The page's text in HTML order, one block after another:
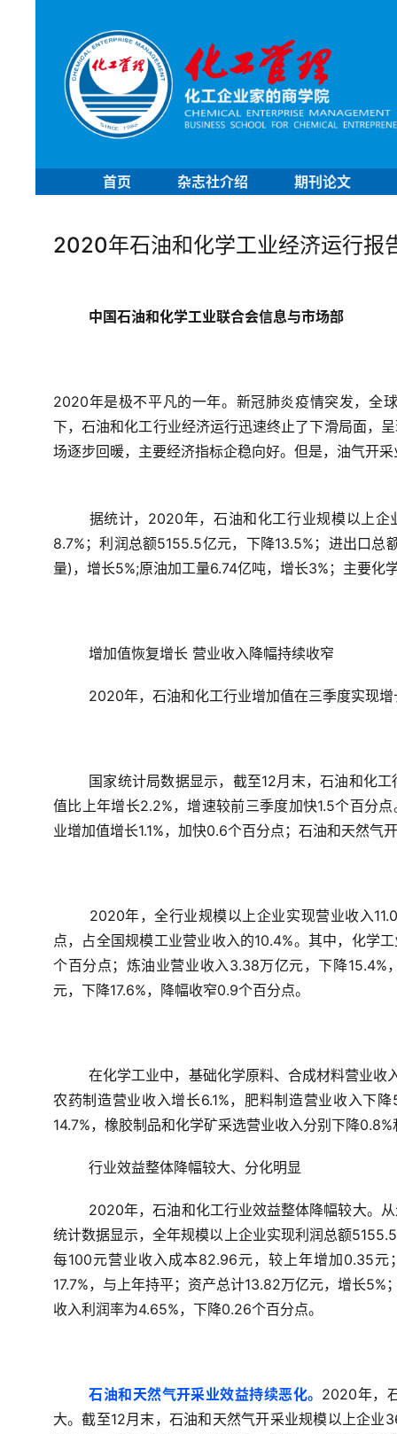
首页 杂志社介绍 期刊论文
2020年石油和化学工业经济运行报
中国石油和化学工业联合会信息与市场部
2020年是极不平凡的一年。新冠肺炎疫情突发，全
下，石油和化工行业经济运行迅速终止了下滑局面，
场逐步回暖，主要经济指标企稳向好。但是，油气开
据统计，2020年，石油和化工行业规模以上企
8.7%；利润总额5155.5亿元，下降13.5%；进出口
量)，增长5%;原油加工量6.74亿吨，增长3%；主要化
增加值恢复增长 营业收入降幅持续收窄
2020年，石油和化工行业增加值在三季度实现
国家统计局数据显示，截至12月末，石油和化
值比上年增长2.2%，增速较前三季度加快1.5个百分
业增加值增长1.1%，加快0.6个百分点；石油和天然
2020年，全行业规模以上企业实现营业收入
点，占全国规模工业营业收入的10.4%。其中，化学
个百分点；炼油业营业收入3.38万亿元，下降
元，下降17.6%，降幅收窄0.9个百分点。
在化学工业中，基础化学原料、合成材料营业收
农药制造营业收入增长6.1%，肥料制造营业收入下
14.7%，橡胶制品和化学矿采选营业收入分别下降0.8%
行业效益整体降幅较大、分化明显
2020年，石油和化工行业效益整体降幅较大。
统计数据显示，全年规模以上企业实现利润总额
每100元营业收入成本82.96元，较上年增加0.35元
17.7%，与上年持平；资产总计13.82万亿元，增长
收入利润率为4.65%，下降0.26个百分点。
石油和天然气开采业效益持续恶化。 2020年，
大。截至12月末，石油和天然气开采业规模以上企